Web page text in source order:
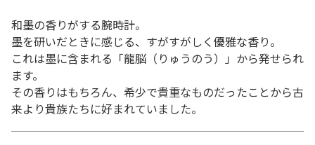
和墨の香りがする腕時計。
墨を研いだときに感じる、すがすがしく優雅な香り。
これは墨に含まれる「龍脳（りゅうのう）」から発せられ
ます。
その香りはもちろん、希少で貴重なものだったことから古
来より貴族たちに好まれていました。